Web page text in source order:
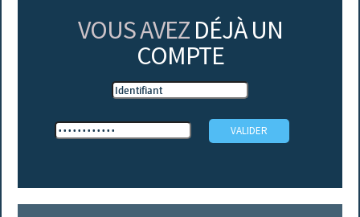
VOUS AVEZ DÉJÀ UN
COMPTE